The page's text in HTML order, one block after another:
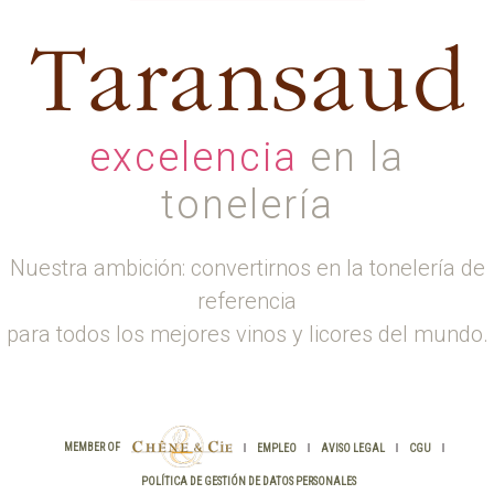
excelencia en la
tonelería
Nuestra ambición: convertirnos en la tonelería de
referencia
para todos los mejores vinos y licores del mundo.
MEMBER OF EMPLEO AVISO LEGAL CGU
POLÍTICA DE GESTIÓN DE DATOS PERSONALES